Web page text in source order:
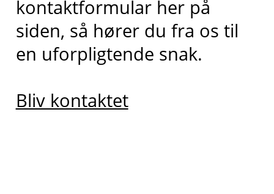
kontaktformular her på
siden, så hører du fra os til
en uforpligtende snak.
Bliv kontaktet